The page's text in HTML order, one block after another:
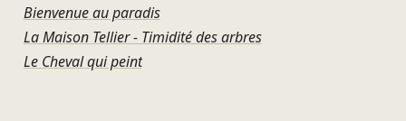
Bienvenue au paradis
La Maison Tellier - Timidité des arbres
Le Cheval qui peint